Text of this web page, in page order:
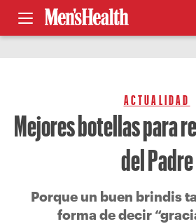
ACTUALIDAD
Mejores botellas para
del Padre
Porque un buen brindis
forma de decir